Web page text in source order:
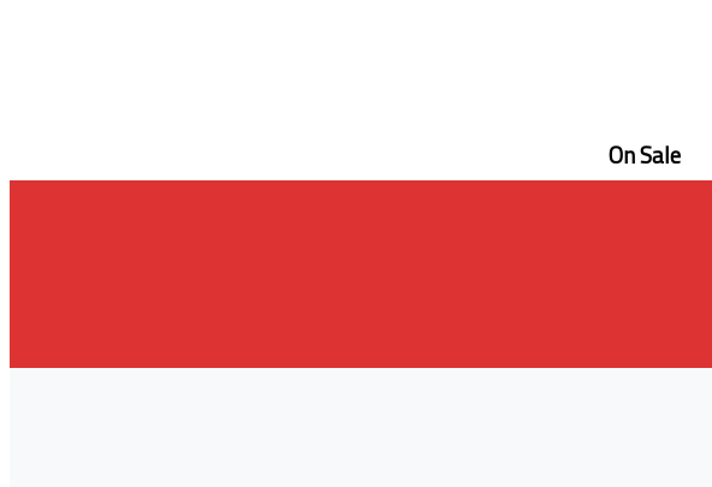
On Sale